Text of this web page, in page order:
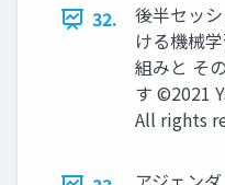
32.
後半セッ
ける機械
組みと そ
す ©2021
All rights